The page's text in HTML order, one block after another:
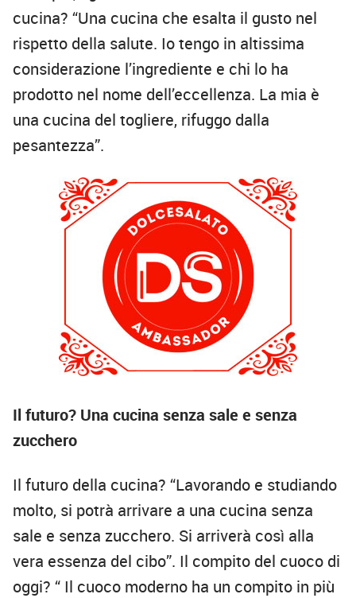
cucina? “Una cucina che esalta il gusto nel
rispetto della salute. Io tengo in altissima
considerazione l’ingrediente e chi lo ha
prodotto nel nome dell’eccellenza. La mia è
una cucina del togliere, rifuggo dalla
pesantezza”.
Il futuro? Una cucina senza sale e senza
zucchero
Il futuro della cucina? “Lavorando e studiando
molto, si potrà arrivare a una cucina senza
sale e senza zucchero. Si arriverà così alla
vera essenza del cibo”. Il compito del cuoco di
oggi? “ Il cuoco moderno ha un compito in più